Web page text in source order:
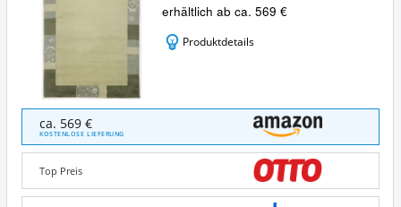
erhältlich ab ca. 569 €
Produktdetails
Teppich
Nepal
handgeknüpft
Angebote:
Wo
ca. 569 €
KOSTENLOSE LIEFERUNG
Top Preis